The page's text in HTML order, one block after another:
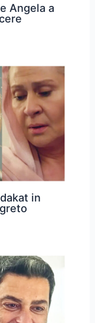
Angela a
in